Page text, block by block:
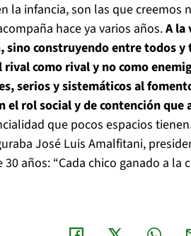
la infancia, son las que creemos
hace ya varios años.A la
sino construyendo entre todos y
como rival y no como
serios y sistemáticos al
el rol social y de contención que
que pocos espacios
José Luis Amalfitani,
años: “Cada chico ganado a la